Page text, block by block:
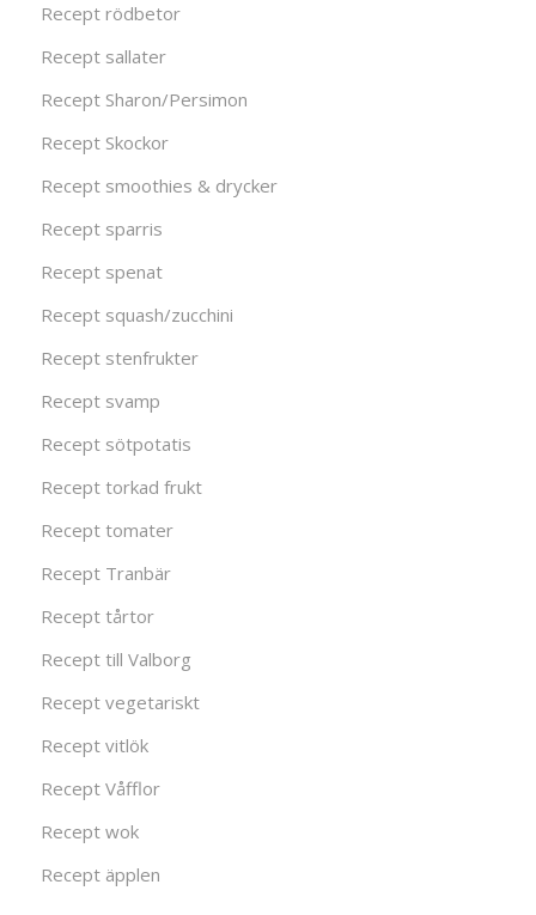
Recept rödbetor
Recept sallater
Recept Sharon/Persimon
Recept Skockor
Recept smoothies & drycker
Recept sparris
Recept spenat
Recept squash/zucchini
Recept stenfrukter
Recept svamp
Recept sötpotatis
Recept torkad frukt
Recept tomater
Recept Tranbär
Recept tårtor
Recept till Valborg
Recept vegetariskt
Recept vitlök
Recept Våfflor
Recept wok
Recept äpplen